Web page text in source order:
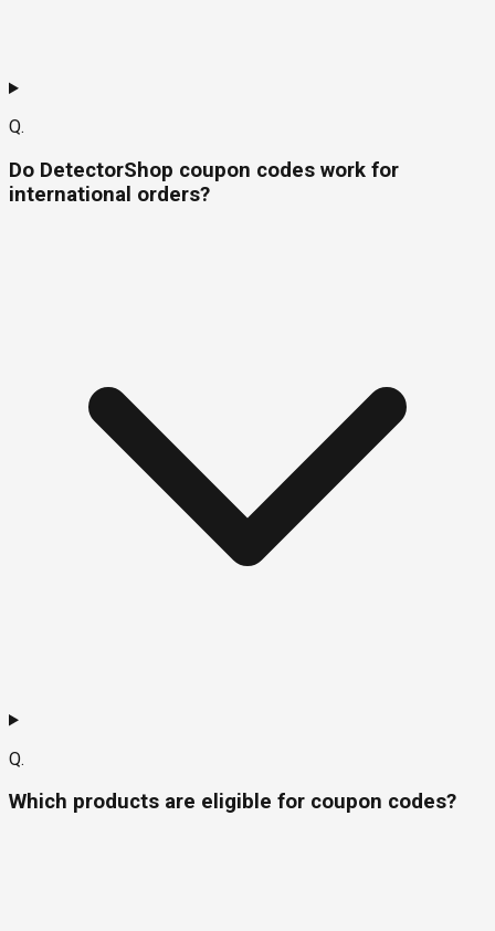
Q.
Do DetectorShop coupon codes work for
international orders?
Q.
Which products are eligible for coupon codes?